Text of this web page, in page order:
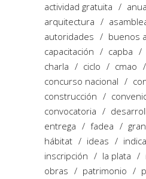
actividad gratuita
arquitectura
autoridades
buenos
capacitación
capba
charla
ciclo cmao
concurso nacional
construcción
convocatoria
entrega
fadea
hábitat
ideas
inscripción
la plata
obras
patrimonio